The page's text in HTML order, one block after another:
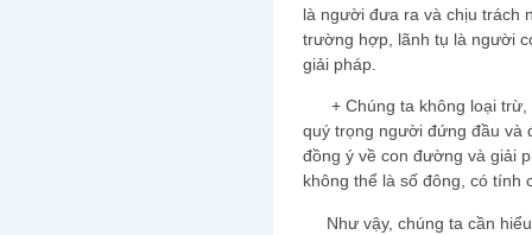
là người đưa ra và chịu trách
trường hợp, lãnh tụ là người
giải pháp.
+ Chúng ta không loại trừ,
quý trọng người đứng đầu và
đồng ý về con đường và giải
không thể là số đông, có tính
Như vậy, chúng ta cần